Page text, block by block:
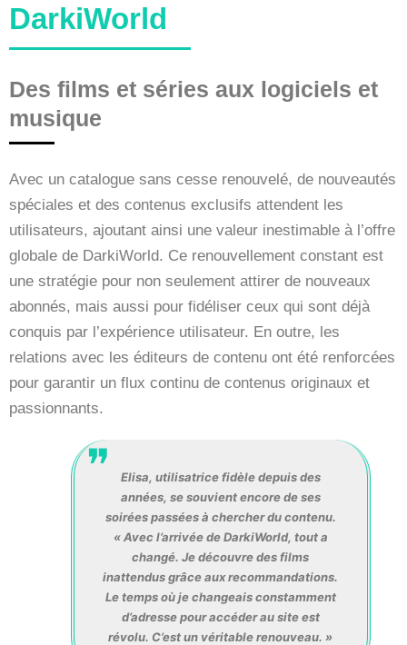
DarkiWorld
Des films et séries aux logiciels et
musique
Avec un catalogue sans cesse renouvelé, de nouveautés
spéciales et des contenus exclusifs attendent les
utilisateurs, ajoutant ainsi une valeur inestimable à l’offre
globale de DarkiWorld. Ce renouvellement constant est
une stratégie pour non seulement attirer de nouveaux
abonnés, mais aussi pour fidéliser ceux qui sont déjà
conquis par l’expérience utilisateur. En outre, les
relations avec les éditeurs de contenu ont été renforcées
pour garantir un flux continu de contenus originaux et
passionnants.
Elisa, utilisatrice fidèle depuis des
années, se souvient encore de ses
soirées passées à chercher du contenu.
« Avec l’arrivée de DarkiWorld, tout a
changé. Je découvre des films
inattendus grâce aux recommandations.
Le temps où je changeais constamment
d’adresse pour accéder au site est
révolu. C’est un véritable renouveau. »